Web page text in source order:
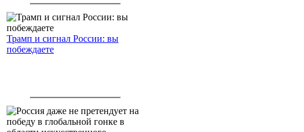
Трамп и сигнал России: вы
побеждаете